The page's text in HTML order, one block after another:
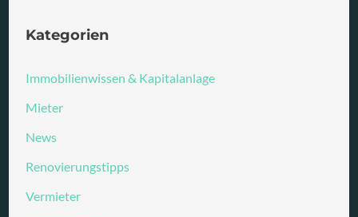
Kategorien
Immobilienwissen & Kapitalanlage
Mieter
News
Renovierungstipps
Vermieter